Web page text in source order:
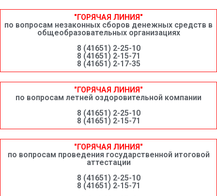
"ГОРЯЧАЯ ЛИНИЯ"
по вопросам незаконных сборов денежных средств в
общеобразовательных организациях
8 (41651) 2-25-10
8 (41651) 2-15-71
8 (41651) 2-17-35
"ГОРЯЧАЯ ЛИНИЯ"
по вопросам летней оздоровительной компании
8 (41651) 2-25-10
8 (41651) 2-15-71
"ГОРЯЧАЯ ЛИНИЯ"
по вопросам проведения государственной итоговой
аттестации
8 (41651) 2-25-10
8 (41651) 2-15-71